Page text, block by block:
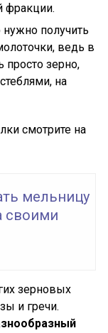
фракции.
нужно получить
ведь в
зерно,
на
смотрите на
мельницу
своими
зерновых
и гречи.